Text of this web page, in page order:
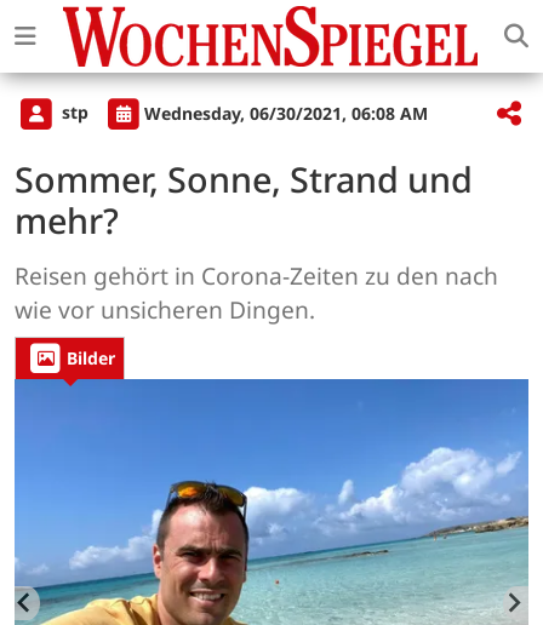
stp Wednesday, 06/30/2021, 06:08 AM
Sommer, Sonne, Strand und
mehr?
Reisen gehört in Corona-Zeiten zu den nach
wie vor unsicheren Dingen.
Bilder